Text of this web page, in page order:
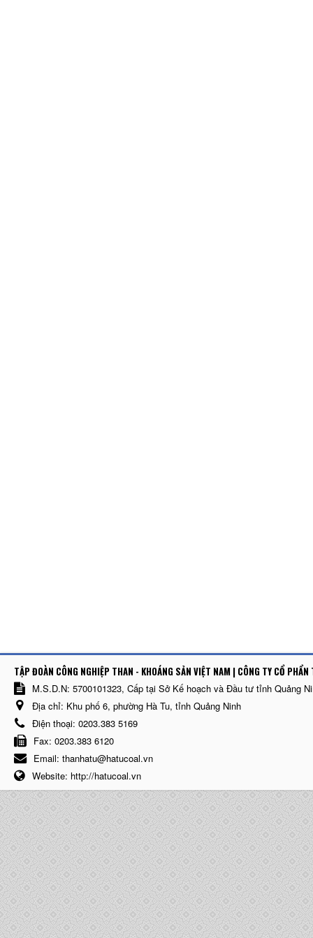
TẬP ĐOÀN CÔNG NGHIỆP THAN - KHOÁNG SẢN VIỆT NAM | CÔNG TY CỔ
M.S.D.N: 5700101323, Cấp tại Sở Kế hoạch và Đầu tư tỉnh Quảng
Địa chỉ: Khu phố 6, phường Hà Tu, tỉnh Quảng Ninh
Điện thoại: 0203.383 5169
Fax: 0203.383 6120
Email: thanhatu@hatucoal.vn
Website: http://hatucoal.vn